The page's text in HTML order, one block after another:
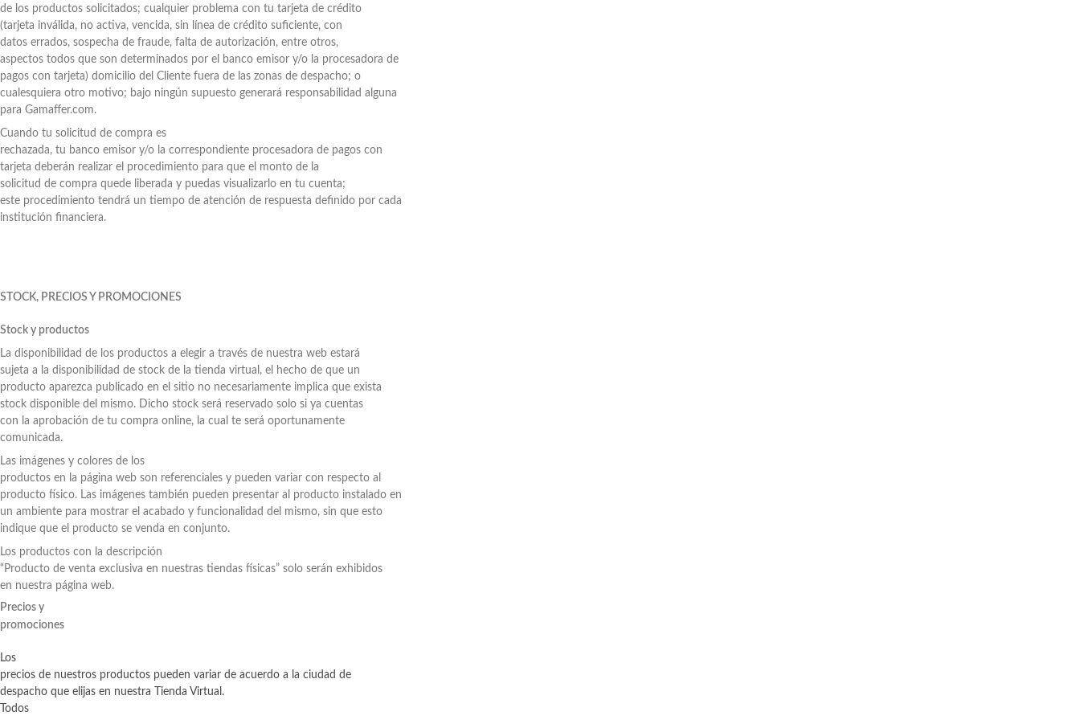
de los productos solicitados; cualquier problema con tu tarjeta de crédito
(tarjeta inválida, no activa, vencida, sin línea de crédito suficiente, con
datos errados, sospecha de fraude, falta de autorización, entre otros,
aspectos todos que son determinados por el banco emisor y/o la procesadora de
pagos con tarjeta) domicilio del Cliente fuera de las zonas de despacho; o
cualesquiera otro motivo; bajo ningún supuesto generará responsabilidad alguna
para Gamaffer.com.
Cuando tu solicitud de compra es
rechazada, tu banco emisor y/o la correspondiente procesadora de pagos con
tarjeta deberán realizar el procedimiento para que el monto de la
solicitud de compra quede liberada y puedas visualizarlo en tu cuenta;
este procedimiento tendrá un tiempo de atención de respuesta definido por cada
institución financiera.
STOCK, PRECIOS Y PROMOCIONES
Stock y productos
La disponibilidad de los productos a elegir a través de nuestra web estará
sujeta a la disponibilidad de stock de la tienda virtual, el hecho de que un
producto aparezca publicado en el sitio no necesariamente implica que exista
stock disponible del mismo. Dicho stock será reservado solo si ya cuentas
con la aprobación de tu compra online, la cual te será oportunamente
comunicada.
Las imágenes y colores de los
productos en la página web son referenciales y pueden variar con respecto al
producto físico. Las imágenes también pueden presentar al producto instalado en
un ambiente para mostrar el acabado y funcionalidad del mismo, sin que esto
indique que el producto se venda en conjunto.
Los productos con la descripción
“Producto de venta exclusiva en nuestras tiendas físicas” solo serán exhibidos
en nuestra página web.
Precios y
promociones
Los
precios de nuestros productos pueden variar de acuerdo a la ciudad de
despacho que elijas en nuestra Tienda Virtual.
Todos